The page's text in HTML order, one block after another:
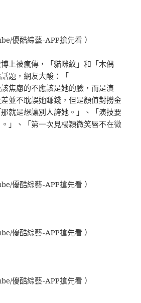
優酷綜藝-APP搶先看 ）
上被瘋傳，「貓咪紋」和「木偶
題，網友大酸：「
焦慮的不應該是她的臉，而是演
並不耽誤她賺錢，但是顏值對撈金
就是想讓別人誇她。」、「演技要
」、「第一次見楊穎微笑唇不在微
優酷綜藝-APP搶先看 ）
優酷綜藝-APP搶先看 ）
優酷綜藝-APP搶先看 ）